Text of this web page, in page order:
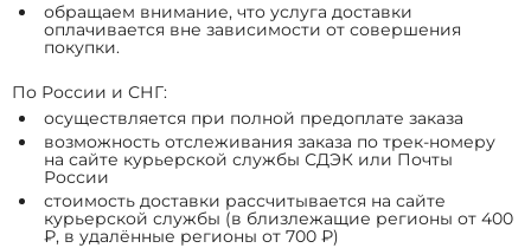
обращаем внимание, что услуга доставки
оплачивается вне зависимости от совершения
покупки.
По России и СНГ:
осуществляется при полной предоплате заказа
возможность отслеживания заказа по трек-номеру
на сайте курьерской службы СДЭК или Почты
России
стоимость доставки рассчитывается на сайте
курьерской службы (в близлежащие регионы от 400
₽, в удалённые регионы от 700 ₽)